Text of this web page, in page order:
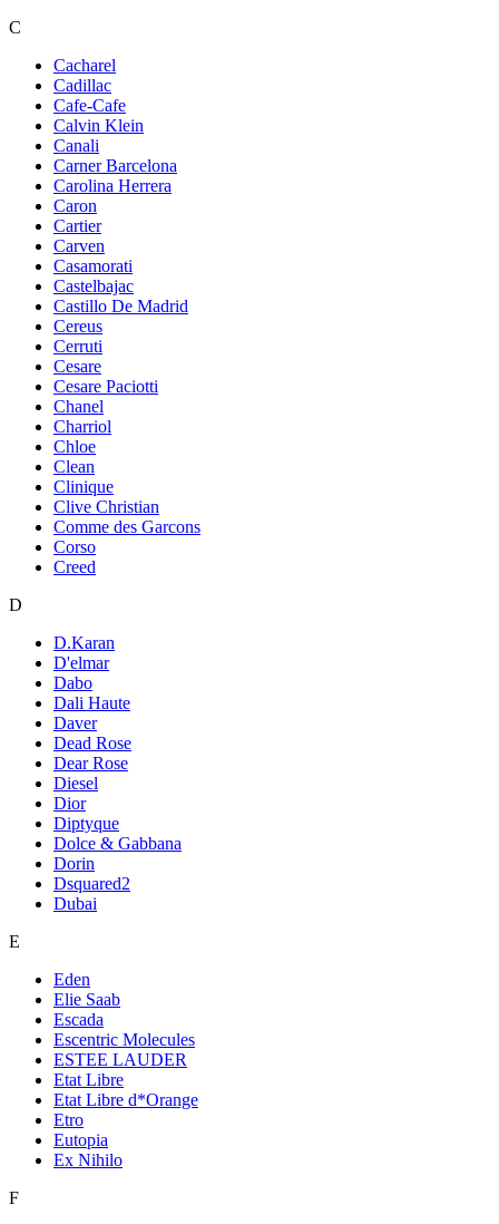
C
Cacharel
Cadillac
Cafe-Cafe
Calvin Klein
Canali
Carner Barcelona
Carolina Herrera
Caron
Cartier
Carven
Casamorati
Castelbajac
Castillo De Madrid
Cereus
Cerruti
Cesare
Cesare Paciotti
Chanel
Charriol
Chloe
Clean
Clinique
Clive Christian
Comme des Garcons
Corso
Creed
D
D.Karan
D'elmar
Dabo
Dali Haute
Daver
Dead Rose
Dear Rose
Diesel
Dior
Diptyque
Dolce & Gabbana
Dorin
Dsquared2
Dubai
E
Eden
Elie Saab
Escada
Escentric Molecules
ESTEE LAUDER
Etat Libre
Etat Libre d*Orange
Etro
Eutopia
Ex Nihilo
F